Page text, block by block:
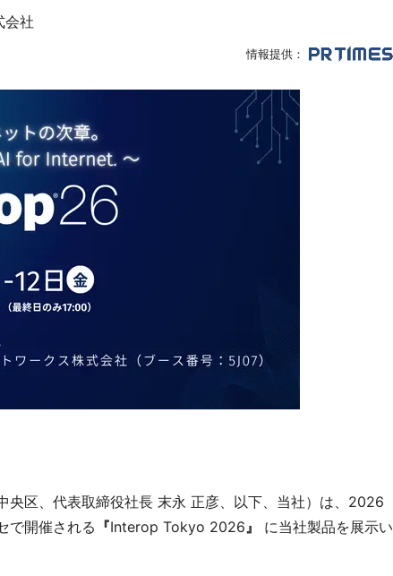
会社
情報提供：
央区、代表取締役社長 末永 正彦、以下、当社）は、2026
で開催される 『Interop Tokyo 2026』 に当社製品を展示い